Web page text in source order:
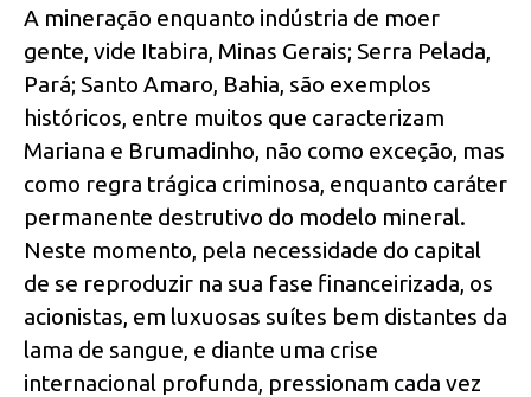
A mineração enquanto indústria de moer
gente, vide Itabira, Minas Gerais; Serra Pelada,
Pará; Santo Amaro, Bahia, são exemplos
históricos, entre muitos que caracterizam
Mariana e Brumadinho, não como exceção, mas
como regra trágica criminosa, enquanto caráter
permanente destrutivo do modelo mineral.
Neste momento, pela necessidade do capital
de se reproduzir na sua fase financeirizada, os
acionistas, em luxuosas suítes bem distantes da
lama de sangue, e diante uma crise
internacional profunda, pressionam cada vez